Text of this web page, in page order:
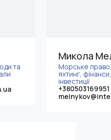
та
Микола
Морське
яхтинг,
інвестиції
+380503169951